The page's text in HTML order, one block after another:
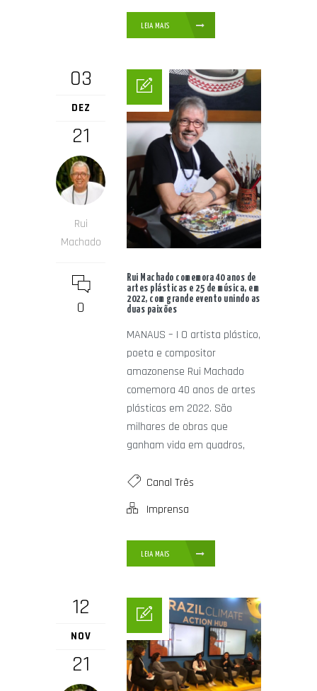
LEIA MAIS
03
DEZ
21
Rui
Machado
0
Rui Machado comemora 40 anos de
artes plásticas e 25 de música, em
2022, com grande evento unindo as
duas paixões
MANAUS – | O artista plástico,
poeta e compositor
amazonense Rui Machado
comemora 40 anos de artes
plásticas em 2022. São
milhares de obras que
ganham vida em quadros,
Canal Três
Imprensa
LEIA MAIS
12
NOV
21